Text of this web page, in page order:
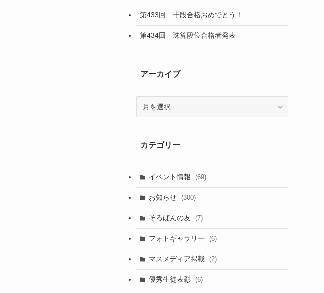
第433回 十段合格おめでとう！
第434回 珠算段位合格者発表
アーカイブ
ブカテゴリー
イベント情報 (69)
お知らせ (300)
そろばんの友 (7)
フォトギャラリー (6)
マスメディア掲載 (2)
優秀生徒表彰 (6)